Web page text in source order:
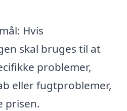
Hvis
skal bruges til at
problemer,
eller fugtproblemer,
prisen.